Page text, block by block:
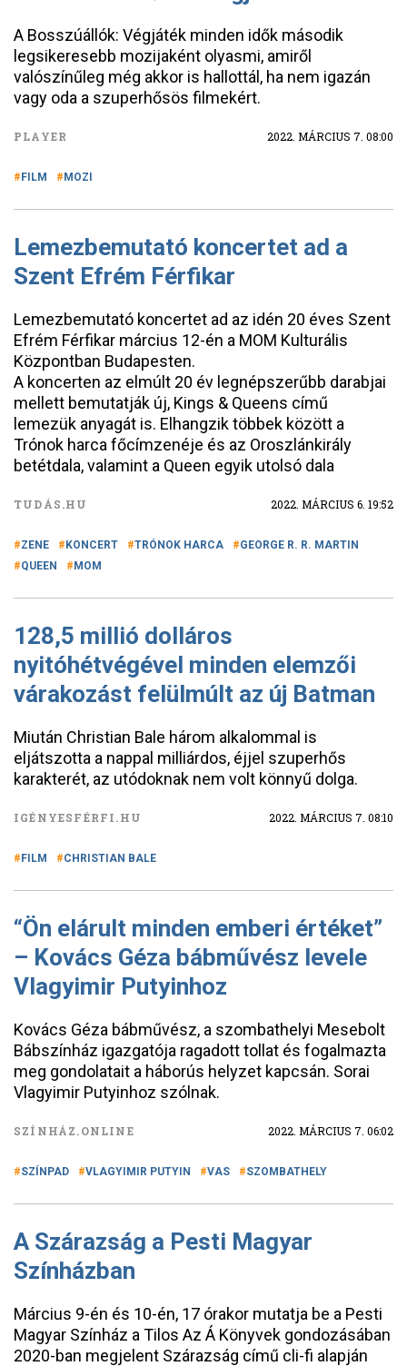
A Bosszúállók: Végjáték minden idők második
legsikeresebb mozijaként olyasmi, amiről
valószínűleg még akkor is hallottál, ha nem igazán
vagy oda a szuperhősös filmekért.
PLAYER 2022. MÁRCIUS 7. 08:00
FILM MOZI
Lemezbemutató koncertet ad a
Szent Efrém Férfikar
Lemezbemutató koncertet ad az idén 20 éves Szent
Efrém Férfikar március 12-én a MOM Kulturális
Központban Budapesten.
A koncerten az elmúlt 20 év legnépszerűbb darabjai
mellett bemutatják új, Kings & Queens című
lemezük anyagát is. Elhangzik többek között a
Trónok harca főcímzenéje és az Oroszlánkirály
betétdala, valamint a Queen egyik utolsó dala
TUDÁS.HU 2022. MÁRCIUS 6. 19:52
ZENE KONCERT TRÓNOK HARCA
GEORGE R. R. MARTIN
QUEEN
MOM
128,5 millió dolláros
nyitóhétvégével minden elemzői
várakozást felülmúlt az új Batman
Miután Christian Bale három alkalommal is
eljátszotta a nappal milliárdos, éjjel szuperhős
karakterét, az utódoknak nem volt könnyű dolga.
IGÉNYESFÉRFI.HU 2022. MÁRCIUS 7. 08:10
FILM CHRISTIAN BALE
“Ön elárult minden emberi értéket”
– Kovács Géza bábművész levele
Vlagyimir Putyinhoz
Kovács Géza bábművész, a szombathelyi Mesebolt
Bábszínház igazgatója ragadott tollat és fogalmazta
meg gondolatait a háborús helyzet kapcsán. Sorai
Vlagyimir Putyinhoz szólnak.
SZÍNHÁZ.ONLINE 2022. MÁRCIUS 7. 06:02
SZÍNPAD VLAGYIMIR PUTYIN VAS SZOMBATHELY
A Szárazság a Pesti Magyar
Színházban
Március 9-én és 10-én, 17 órakor mutatja be a Pesti
Magyar Színház a Tilos Az Á Könyvek gondozásában
2020-ban megjelent Szárazság című cli-fi alapján